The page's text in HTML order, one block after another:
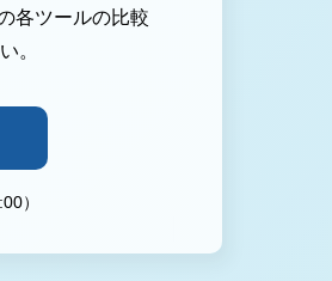
各ツールの比較
。
）